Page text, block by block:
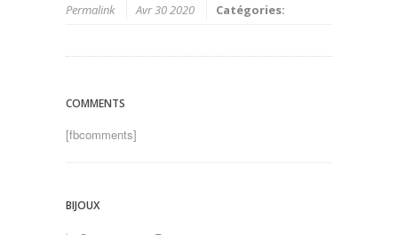
Permalink
Avr 30 2020
Catégories:
COMMENTS
[fbcomments]
BIJOUX